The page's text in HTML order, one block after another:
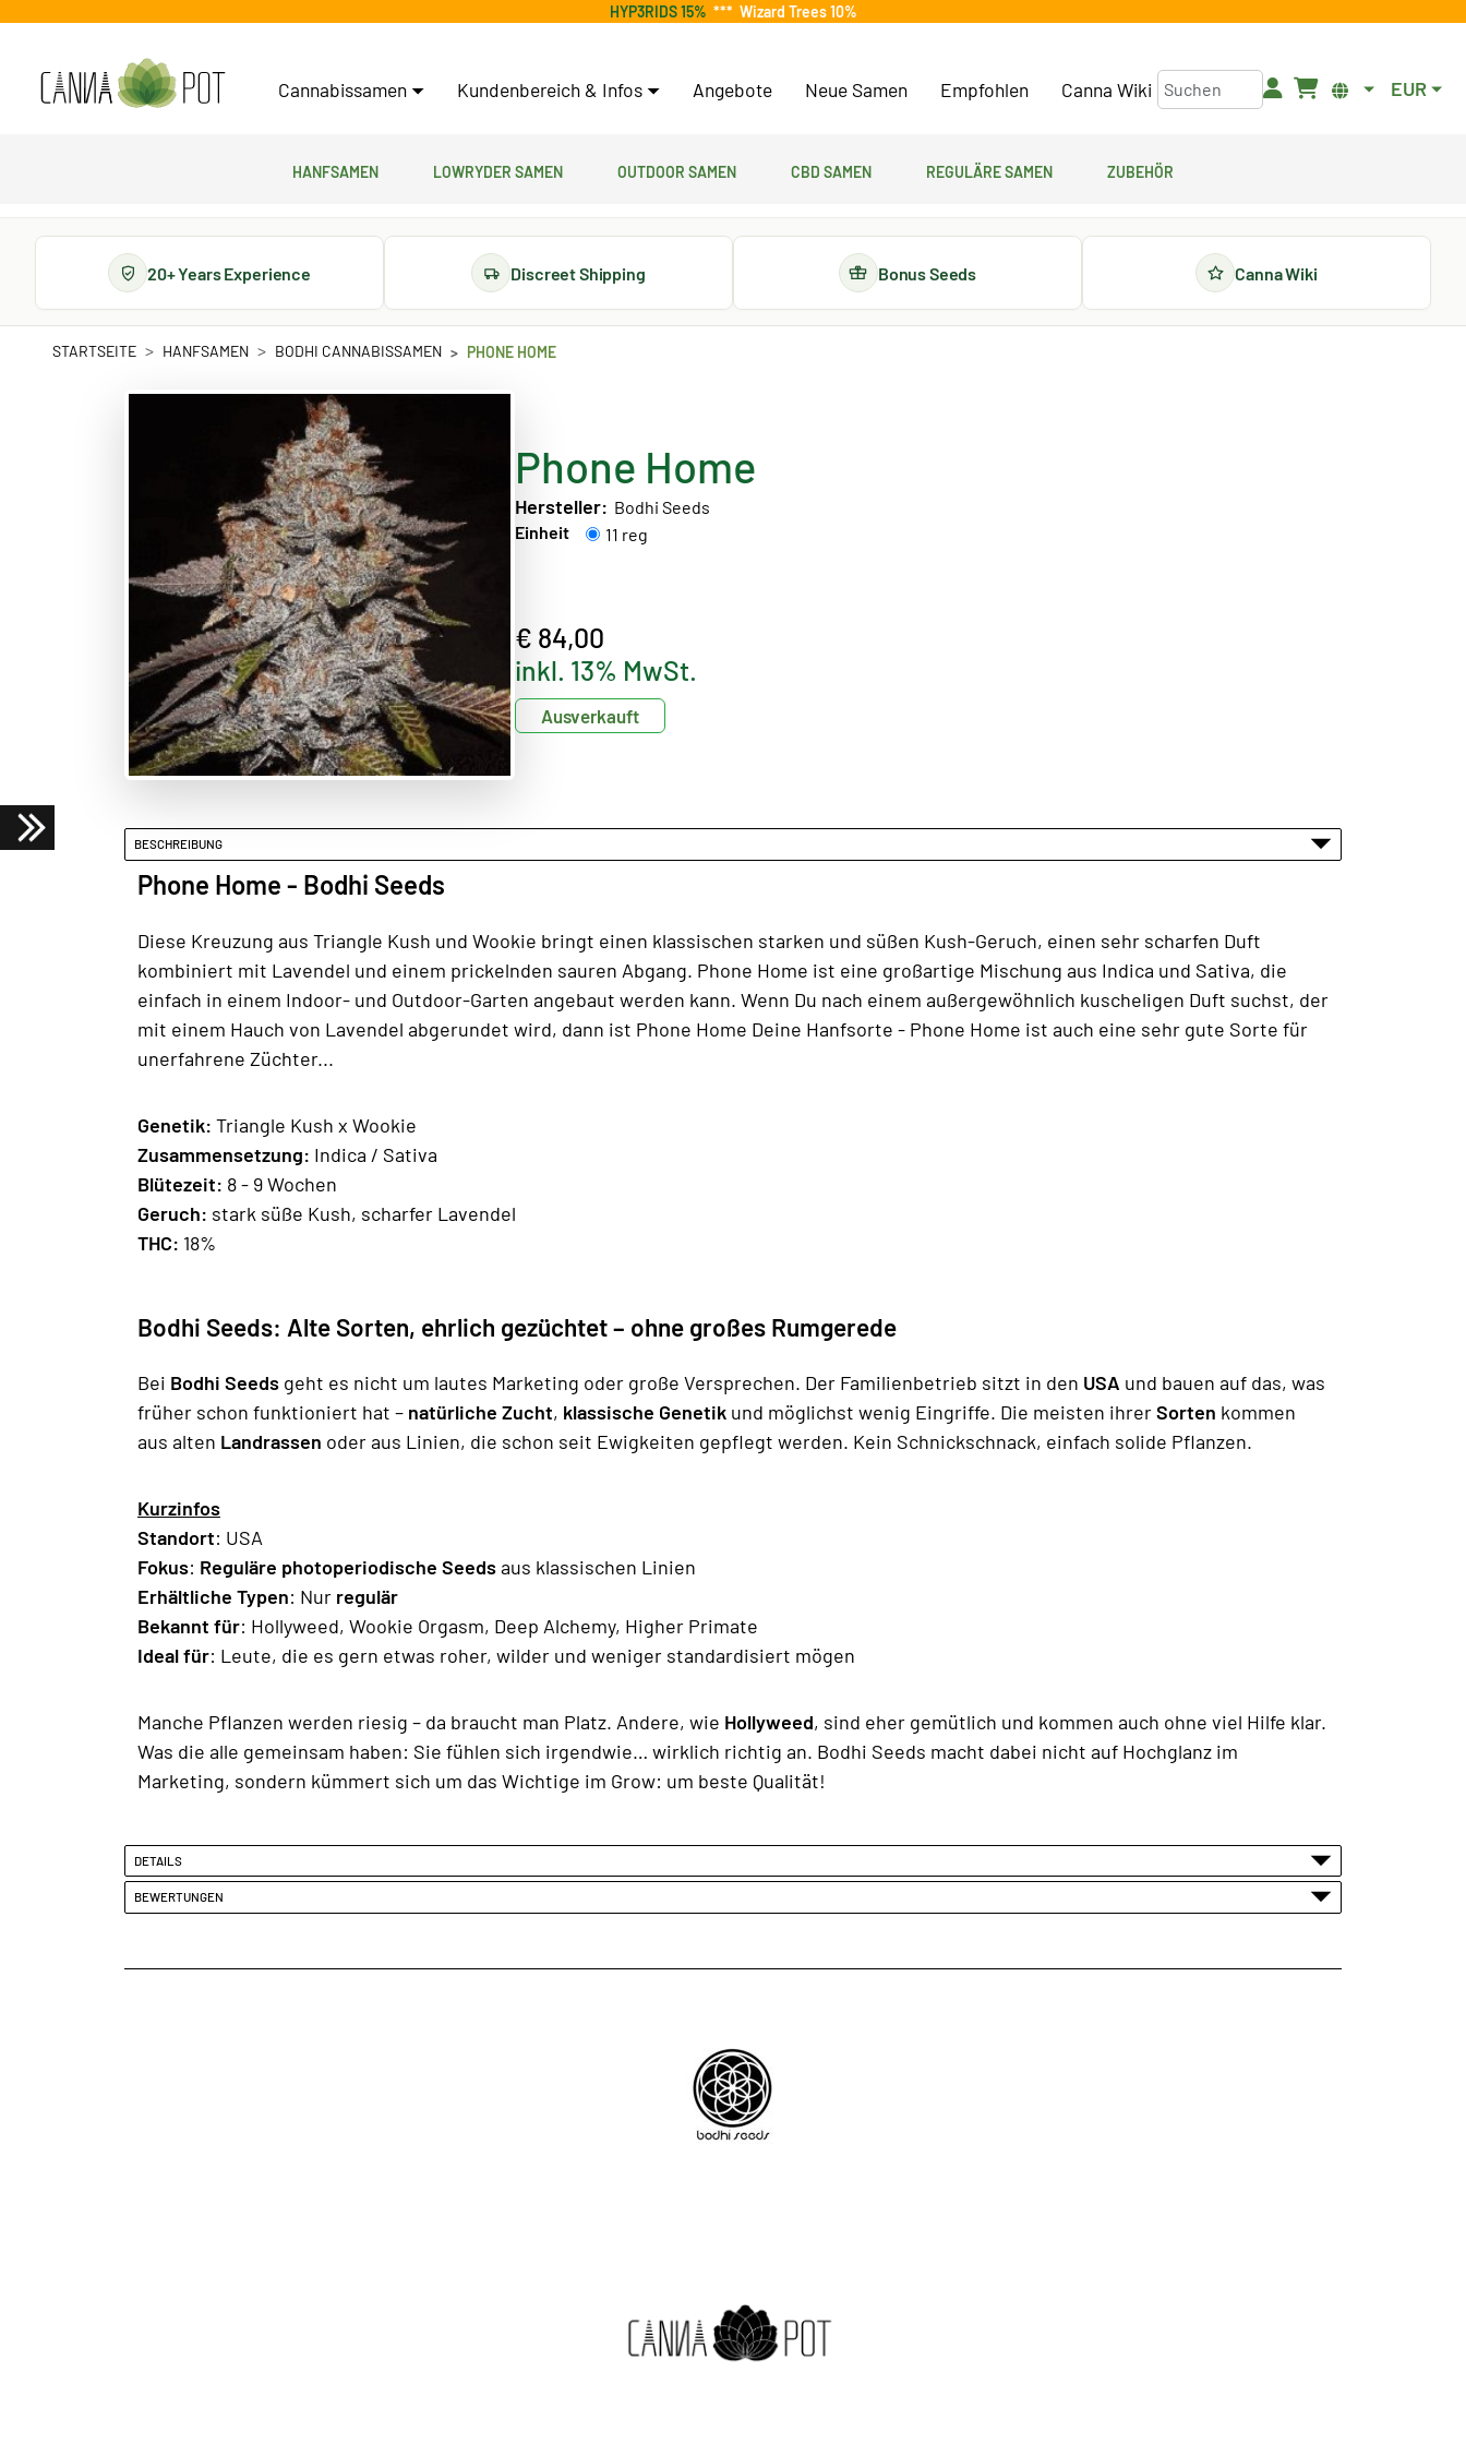
HYP3RIDS 15% *** Wizard Trees 10%
Cannabissamen Kundenbereich & Infos Angebote Neue Samen Empfohlen Canna Wiki EUR
Hanfsamen Lowryder Samen Outdoor Samen CBD Samen Reguläre Samen Zubehör
20+ Years Experience Discreet Shipping Bonus Seeds Canna Wiki
STARTSEITE HANFSAMEN BODHI CANNABISSAMEN PHONE HOME
Phone Home
Hersteller: Bodhi Seeds
Einheit
11 reg
€ 84,00
inkl. 13% MwSt.
Ausverkauft
BESCHREIBUNG
Phone Home - Bodhi Seeds
Diese Kreuzung aus Triangle Kush und Wookie bringt einen klassischen starken und süßen Kush-Geruch, einen sehr scharfen Duft
kombiniert mit Lavendel und einem prickelnden sauren Abgang. Phone Home ist eine großartige Mischung aus Indica und Sativa, die
einfach in einem Indoor- und Outdoor-Garten angebaut werden kann. Wenn Du nach einem außergewöhnlich kuscheligen Duft suchst, der
mit einem Hauch von Lavendel abgerundet wird, dann ist Phone Home Deine Hanfsorte - Phone Home ist auch eine sehr gute Sorte für
unerfahrene Züchter...
Genetik: Triangle Kush x Wookie
Zusammensetzung: Indica / Sativa
Blütezeit: 8 - 9 Wochen
Geruch: stark süße Kush, scharfer Lavendel
THC: 18%
Bodhi Seeds: Alte Sorten, ehrlich gezüchtet – ohne großes Rumgerede
Bei Bodhi Seeds geht es nicht um lautes Marketing oder große Versprechen. Der Familienbetrieb sitzt in den USA und bauen auf das, was
früher schon funktioniert hat – natürliche Zucht, klassische Genetik und möglichst wenig Eingriffe. Die meisten ihrerSorten kommen
aus alten Landrassen oder aus Linien, die schon seit Ewigkeiten gepflegt werden. Kein Schnickschnack, einfach solide Pflanzen.
Kurzinfos
Standort: USA
Fokus: Reguläre photoperiodische Seedsaus klassischen Linien
Erhältliche Typen: Nur regulär
Bekannt für: Hollyweed, Wookie Orgasm, Deep Alchemy, Higher Primate
Ideal für: Leute, die es gern etwas roher, wilder und weniger standardisiert mögen
Manche Pflanzen werden riesig – da braucht man Platz. Andere, wie Hollyweed, sind eher gemütlich und kommen auch ohne viel Hilfe klar.
Was die alle gemeinsam haben: Sie fühlen sich irgendwie… wirklich richtig an. Bodhi Seeds macht dabei nicht auf Hochglanz im
Marketing, sondern kümmert sich um das Wichtige im Grow: um beste Qualität!
DETAILS
BEWERTUNGEN